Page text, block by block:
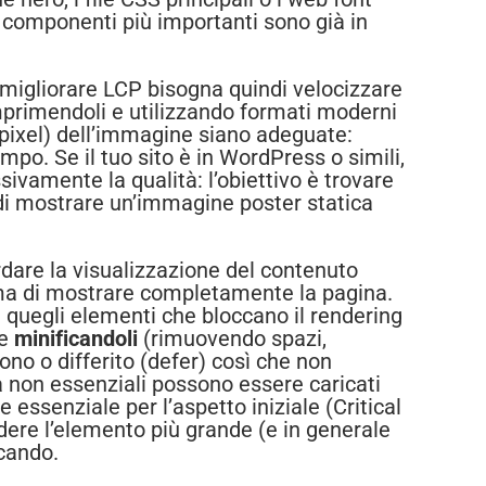
più importanti sono già in
LCP bisogna quindi velocizzare
e utilizzando formati moderni
dell’immagine siano adeguate:
Se il tuo sito è in WordPress o simili,
la qualità: l’obiettivo è trovare
mostrare un’immagine poster statica
la visualizzazione del contenuto
di mostrare completamente la pagina.
elementi che bloccano il rendering
minificandoli (rimuovendo spazi,
o differito (defer) così che non
essenziali possono essere caricati
essenziale per l’aspetto iniziale (Critical
l’elemento più grande (e in generale